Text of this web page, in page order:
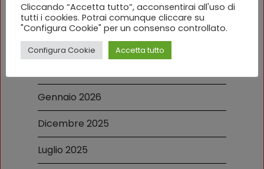
Aprile 2026
Marzo 2026
Gennaio 2026
Dicembre 2025
Luglio 2025
Cliccando “Accetta tutto”, acconsentirai all'uso di
tutti i cookies. Potrai comunque cliccare su
"Configura Cookie" per un consenso controllato.
Configura Cookie Accetta tutto